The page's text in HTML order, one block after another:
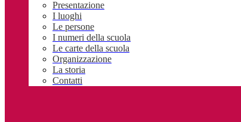
Presentazione
I luoghi
Le persone
I numeri della scuola
Le carte della scuola
Organizzazione
La storia
Contatti